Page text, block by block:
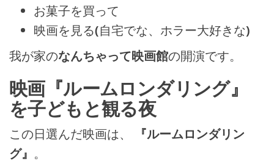
お菓子を買って
映画を見る(自宅でな、ホラー大好きな)
我が家のなんちゃって映画館の開演です。
映画『ルームロンダリング』
を子どもと観る夜
この日選んだ映画は、
『ルームロンダリン
グ』 。